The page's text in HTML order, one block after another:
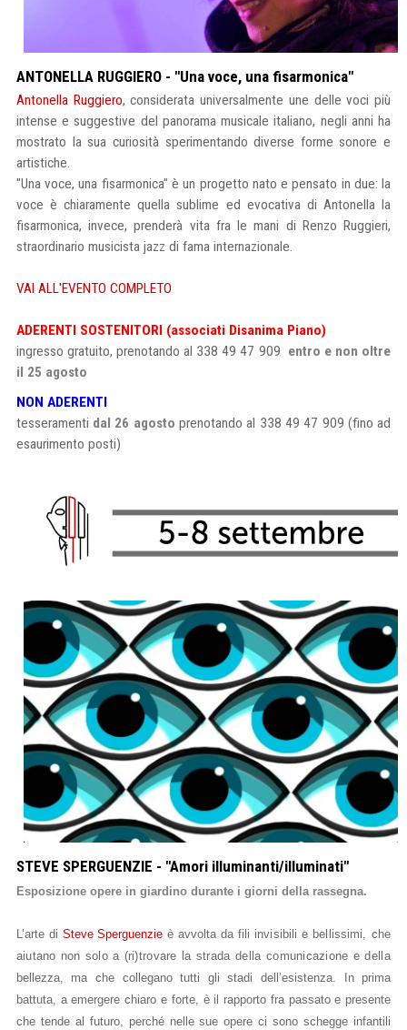
ANTONELLA RUGGIERO - "Una voce, una fisarmonica"
Antonella Ruggiero, considerata universalmente une delle voci più
intense e suggestive del panorama musicale italiano, negli anni ha
mostrato la sua curiosità sperimentando diverse forme sonore e
artistiche.
"Una voce, una fisarmonica" è un progetto nato e pensato in due: la
voce è chiaramente quella sublime ed evocativa di Antonella la
fisarmonica, invece, prenderà vita fra le mani di Renzo Ruggieri,
straordinario musicista jazz di fama internazionale.
VAI ALL'EVENTO COMPLETO
ADERENTI SOSTENITORI (associati Disanima Piano)
ingresso gratuito, prenotando al 338 49 47 909 entro e non oltre
il 25 agosto
NON ADERENTI
tesseramenti dal 26 agosto prenotando al 338 49 47 909 (fino ad
esaurimento posti)
STEVE SPERGUENZIE - "Amori illuminanti/illuminati"
Esposizione opere in giardino durante i giorni della rassegna.
L’arte di SteveSperguenzie è avvolta da fili invisibilie bellissimi, che
aiutano non soloa (ri)trovare la strada della comunicazioneedella
bellezza, ma che collegano tutti gli stadi dell’esistenza. In prima
battuta, a emergere chiaro e forte, è il rapporto fra passato e presente
che tende al futuro, perché nelle sue opere ci sono schegge infantili